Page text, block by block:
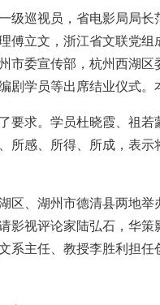
巡视员，省电影局局长
傅立文，浙江省文联党组
市委宣传部，杭州西湖
学员等出席结业仪式。
求。学员杜晓霞、祖若
所感、所得、所成，表
、湖州市德清县两地举
影视评论家陆弘石，华
系主任、教授李胜利担任